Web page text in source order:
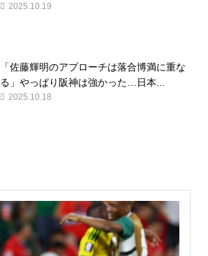
2025.10.19
「佐藤輝明のアプローチは落合博満に重な
る」やっぱり阪神は強かった…日本...
2025.10.18